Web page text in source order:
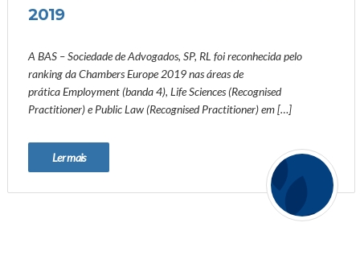
2019
A BAS – Sociedade de Advogados, SP, RL foi reconhecida pelo
ranking da Chambers Europe 2019 nas áreas de
prática Employment (banda 4), Life Sciences (Recognised
Practitioner) e Public Law (Recognised Practitioner) em […]
Ler mais